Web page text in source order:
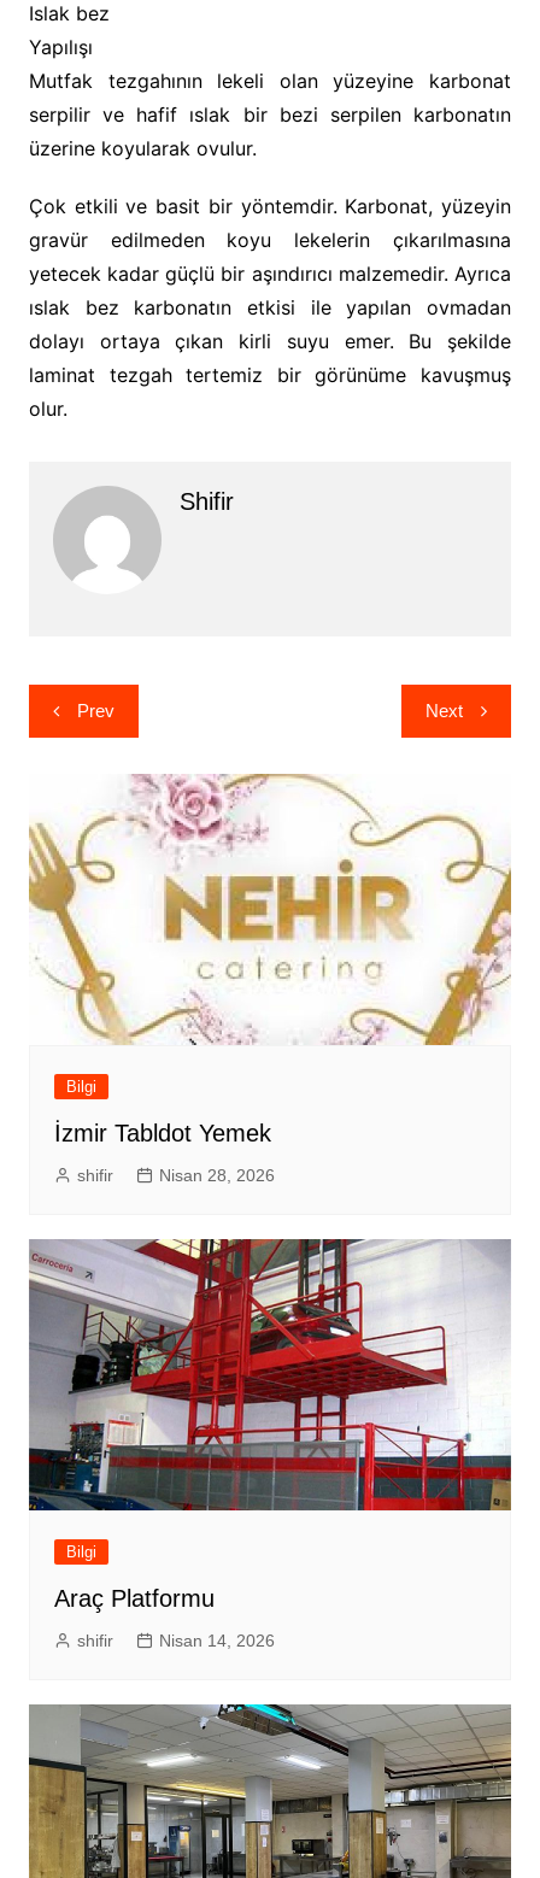
Islak bez
Yapılışı
Mutfak tezgahının lekeli olan yüzeyine karbonat
serpilir ve hafif ıslak bir bezi serpilen karbonatın
üzerine koyularak ovulur.
Çok etkili ve basit bir yöntemdir. Karbonat, yüzeyin
gravür edilmeden koyu lekelerin çıkarılmasına
yetecek kadar güçlü bir aşındırıcı malzemedir. Ayrıca
ıslak bez karbonatın etkisi ile yapılan ovmadan
dolayı ortaya çıkan kirli suyu emer. Bu şekilde
laminat tezgah tertemiz bir görünüme kavuşmuş
olur.
Shifir
Yazı
gezinmesi
Prev Next
Bilgi
İzmir Tabldot Yemek
shifir Nisan 28, 2026
Bilgi
Araç Platformu
shifir Nisan 14, 2026